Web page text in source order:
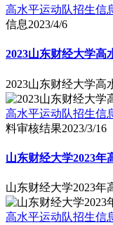
高水平运动队招生信
信息2023/4/6
2023山东财经大学高
2023山东财经大学高
高水平运动队招生信
料审核结果2023/3/16
山东财经大学2023年
山东财经大学2023年
高水平运动队招生信